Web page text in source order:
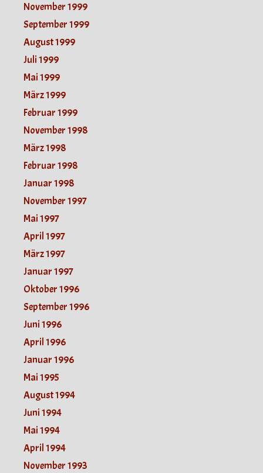
November 1999
September 1999
August 1999
Juli 1999
Mai 1999
März 1999
Februar 1999
November 1998
März 1998
Februar 1998
Januar 1998
November 1997
Mai 1997
April 1997
März 1997
Januar 1997
Oktober 1996
September 1996
Juni 1996
April 1996
Januar 1996
Mai 1995
August 1994
Juni 1994
Mai 1994
April 1994
November 1993